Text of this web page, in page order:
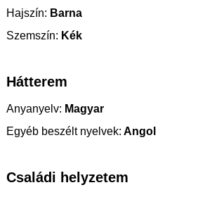
Hajszín: Barna
Szemszín: Kék
Hátterem
Anyanyelv: Magyar
Egyéb beszélt nyelvek: Angol
Családi helyzetem